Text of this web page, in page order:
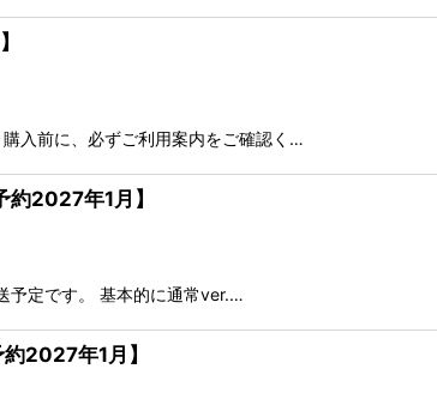
入前に、必ずご利用案内をご確認く…
2027年1月】
定です。 基本的に通常ver.…
2027年1月】